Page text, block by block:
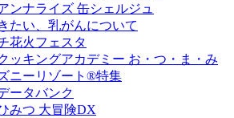
ンナライズ 缶シェルジュ
たい、乳がんについて
花火フェスタ
ッキングアカデミー お・つ・ま・み
ニーリゾート®特集
ータバンク
みつ 大冒険DX